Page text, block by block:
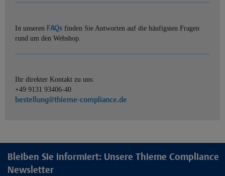
In unseren FAQs finden Sie Antworten auf die häufigsten Fragen
rund um den Webshop.
Ihr direkter Kontakt zu uns:
+49 9131 93406-40
bestellung@thieme-compliance.de
Bleiben Sie informiert: Unsere Thieme Compliance
Newsletter